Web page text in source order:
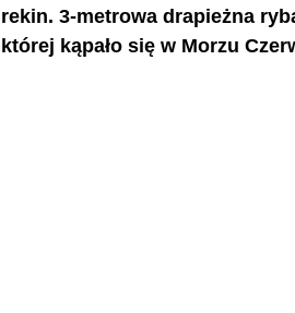
rekin. 3-metrowa drapieżna
której kąpało się w Morzu